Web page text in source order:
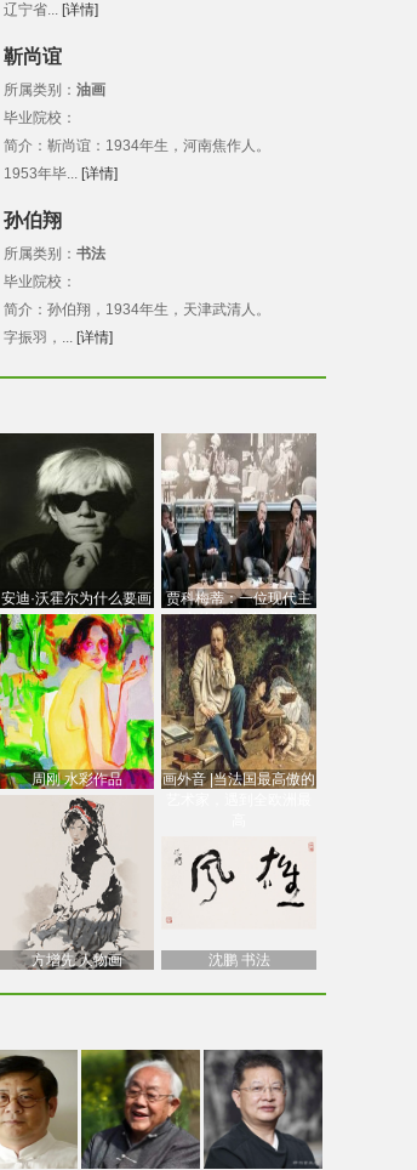
辽宁省... [详情]
靳尚谊
所属类别： 油画
毕业院校：
简介：靳尚谊：1934年生，河南焦作人。
1953年毕... [详情]
孙伯翔
所属类别： 书法
毕业院校：
简介：孙伯翔，1934年生，天津武清人。
字振羽，... [详情]
安迪·沃霍尔为什么要画
芭比
贾科梅蒂：一位现代主
义的“当代”艺术家
周刚 水彩作品
画外音 |当法国最高傲的
方增先 人物画 沈鹏 书法